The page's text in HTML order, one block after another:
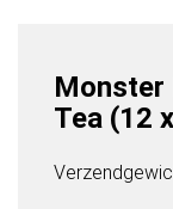
Monster
Tea (12